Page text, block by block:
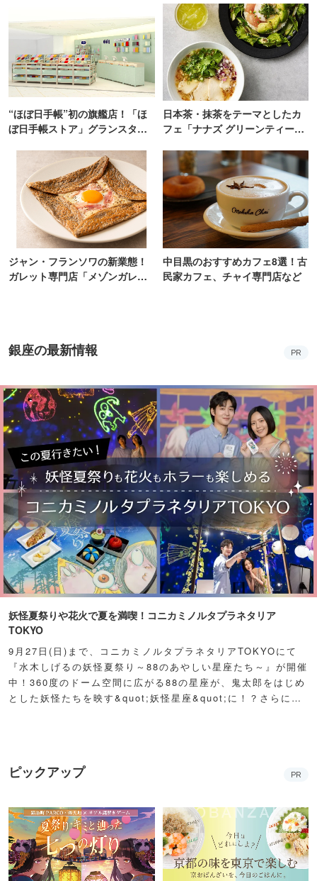
“ほぼ日手帳”初の旗艦店！「ほ
ぼ日手帳ストア」グランスタ東
日本茶・抹茶をテーマとしたカ
フェ「ナナズ グリーンティー」
ジャン・フランソワの新業態！
ガレット専門店「メゾンガレッ
中目黒のおすすめカフェ8選！古
民家カフェ、チャイ専門店など
銀座の最新情報 PR
妖怪夏祭りや花火で夏を満喫！コニカミノルタプラネタリア
TOKYO
9月27日(日)まで、コニカミノルタプラネタリアTOKYOにて
『水木しげるの妖怪夏祭り～88のあやしい星座たち～』が開催
中！360度のドーム空間に広がる88の星座が、鬼太郎をはじめ
とした妖怪たちを映す&quot;妖怪星座&quot;に！？さらに例
ピックアップ PR